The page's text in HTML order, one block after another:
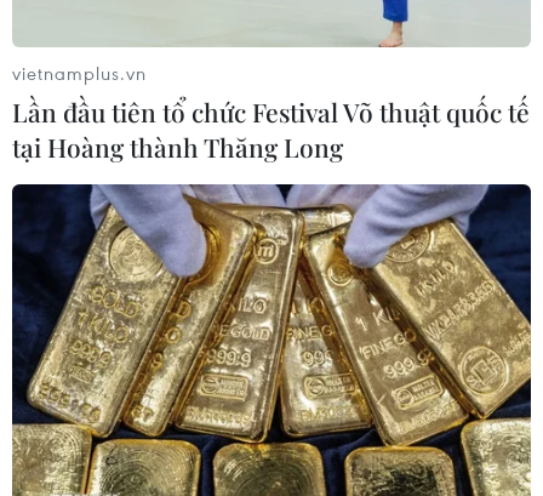
vietnamplus.vn
Lần đầu tiên tổ chức Festival Võ thuật quốc tế
tại Hoàng thành Thăng Long